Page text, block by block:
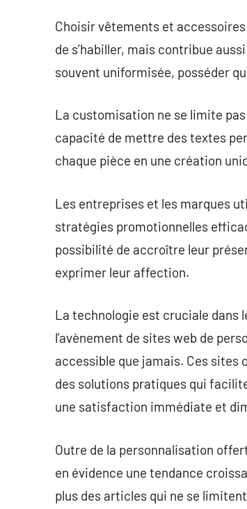
Choisir vêtements et
de s’habiller, mais contribue
souvent uniformisée, posséder
La customisation ne se limite
capacité de mettre des textes
chaque pièce en une création
Les entreprises et les marques
stratégies promotionnelles
possibilité de accroître leur
exprimer leur affection.
La technologie est cruciale dans
l’avènement de sites web de
accessible que jamais. Ces sites
des solutions pratiques qui
une satisfaction immédiate et
Outre de la personnalisation
en évidence une tendance
plus des articles qui ne se